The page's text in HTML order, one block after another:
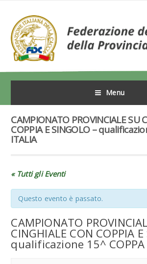
Menu
CAMPIONATO PROVINCIALE SU
COPPIA E SINGOLO –
ITALIA
« Tutti gli Eventi
Questo evento è passato.
CAMPIONATO
CINGHIALE CON COPPIA
qualificazione 15^ COPPA